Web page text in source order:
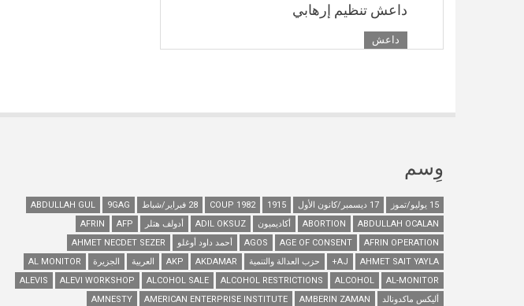
داعش تنظيم إرهابي
داعش
وِسم
15 يوليو/تموز 17 ديسمبر/كانون الأول 1915
1982 COUP 28 فبراير/شباط 9GAG
ABDULLAH GUL
ABDULLAH OCALAN
ABORTION أكاديميون ADIL OKSUZ أدولف هتلر AFP
AFRIN
AFRIN OPERATION
AGE OF CONSENT
AGOS أحمد داود أوغلو
AHMET NECDET SEZER
AHMET SAIT YAYLA
AJ+ حزب العدالة والتنمية AKDAMAR
AKP العربية الجزيرة
AL MONITOR
AL-MONITOR
ALCOHOL
ALCOHOL RESTRICTIONS
ALCOHOL SALE
ALEVI WORKSHOP
ALEVIS
أليكس ماكدونالد
AMBERIN ZAMAN
AMERICAN ENTERPRISE INSTITUTE
AMNESTY